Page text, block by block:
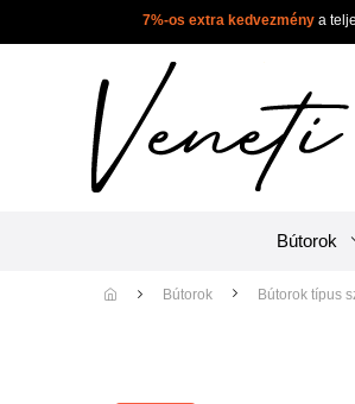
7%-os extra kedvezménya
Bútorok
Bútorok Bútorok típus